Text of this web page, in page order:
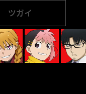
ツガイ